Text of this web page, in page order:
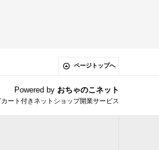
ページトップへ
Powered by おちゃのこネット
ート付きネットショップ開業サービス